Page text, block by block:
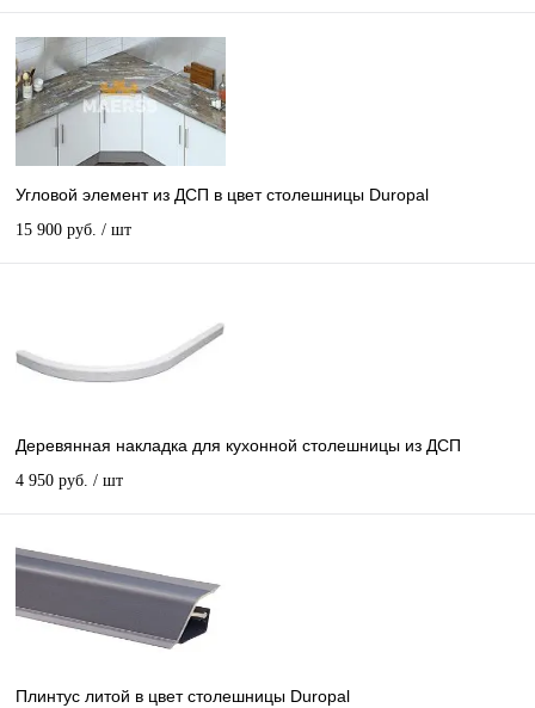
Угловой элемент из ДСП в цвет столешницы Duropal
15 900 руб. / шт
Деревянная накладка для кухонной столешницы из ДСП
4 950 руб. / шт
Плинтус литой в цвет столешницы Duropal